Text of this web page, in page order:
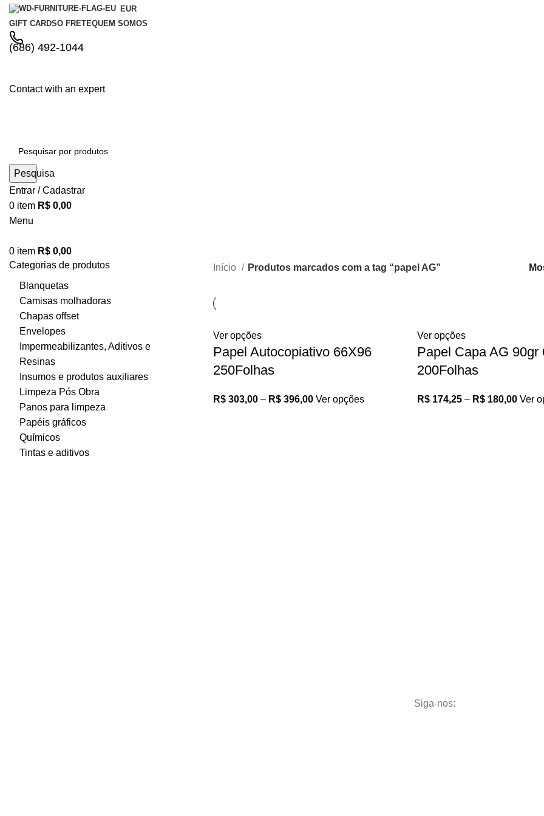
EUR
GIFT CARDSO FRETEQUEM SOMOS
(686) 492-1044
Contact with an expert
Pesquisa
Entrar / Cadastrar
0 item R$ 0,00
Menu
0 item R$ 0,00
Categorias de produtos
Blanquetas
Camisas molhadoras
Chapas offset
Envelopes
Impermeabilizantes, Aditivos e
Resinas
Insumos e produtos auxiliares
Limpeza Pós Obra
Panos para limpeza
Papéis gráficos
Químicos
Tintas e aditivos
Início Produtos marcados com a tag “papel AG”
Ver opções
Papel Autocopiativo 66X96
250Folhas
R$ 303,00 – R$ 396,00 Ver opções
Ver opções
Papel Capa AG 90gr
200Folhas
R$ 174,25 – R$ 180,00 Ver
Siga-nos: